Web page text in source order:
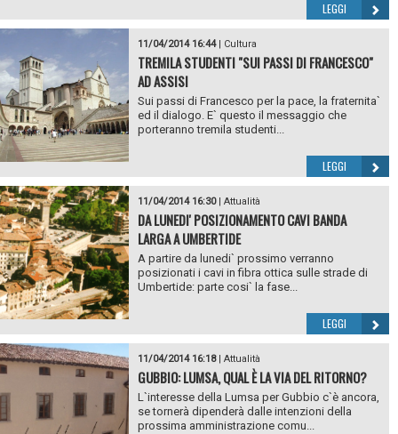
LEGGI
11/04/2014 16:44| Cultura
TREMILA STUDENTI "SUI PASSI DI FRANCESCO"
AD ASSISI
Sui passi di Francesco per la pace, la fraternita`
ed il dialogo. E` questo il messaggio che
porteranno tremila studenti...
LEGGI
11/04/2014 16:30| Attualità
DA LUNEDI' POSIZIONAMENTO CAVI BANDA
LARGA A UMBERTIDE
A partire da lunedi` prossimo verranno
posizionati i cavi in fibra ottica sulle strade di
Umbertide: parte cosi` la fase...
LEGGI
11/04/2014 16:18| Attualità
GUBBIO: LUMSA, QUAL È LA VIA DEL RITORNO?
L`interesse della Lumsa per Gubbio c`è ancora,
se tornerà dipenderà dalle intenzioni della
prossima amministrazione comu...